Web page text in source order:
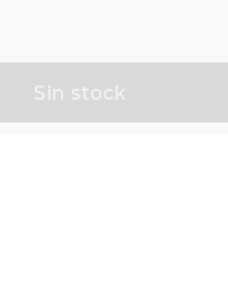
Sin stock